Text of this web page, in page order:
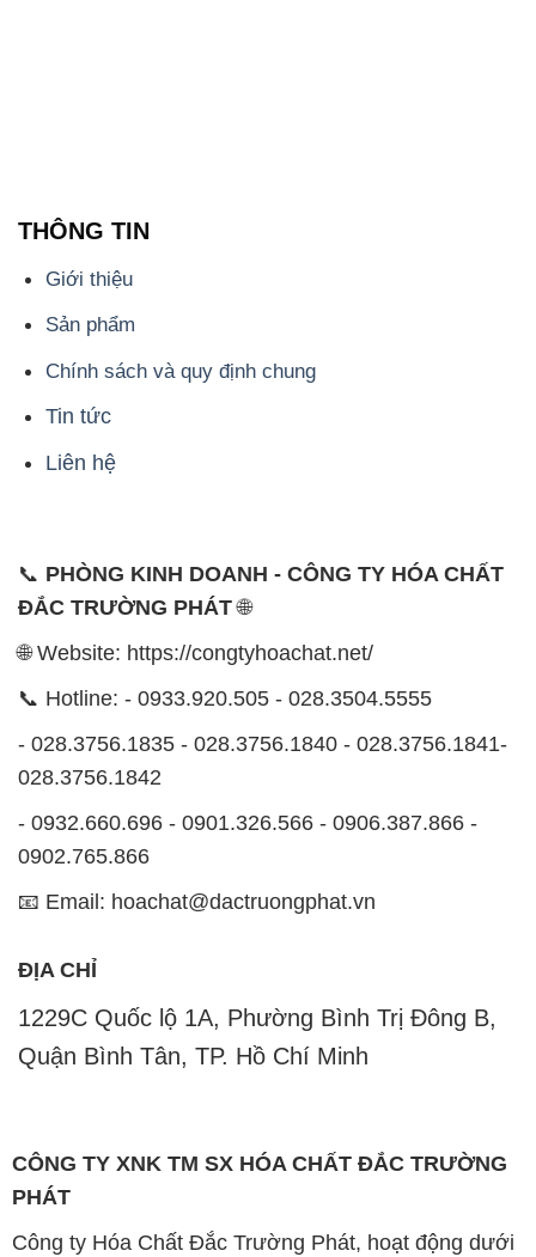
THÔNG TIN
Giới thiệu
Sản phẩm
Chính sách và quy định chung
Tin tức
Liên hệ
📞 PHÒNG KINH DOANH - CÔNG TY HÓA CHẤT
ĐẮC TRƯỜNG PHÁT🌐
🌐 Website: https://congtyhoachat.net/
📞 Hotline: - 0933.920.505 - 028.3504.5555
- 028.3756.1835 - 028.3756.1840 - 028.3756.1841-
028.3756.1842
- 0932.660.696 - 0901.326.566 - 0906.387.866 -
0902.765.866
📧 Email: hoachat@dactruongphat.vn
ĐỊA CHỈ
1229C Quốc lộ 1A, Phường Bình Trị Đông B,
Quận Bình Tân, TP. Hồ Chí Minh
CÔNG TY XNK TM SX HÓA CHẤT ĐẮC TRƯỜNG
PHÁT
Công ty Hóa Chất Đắc Trường Phát, hoạt động dưới